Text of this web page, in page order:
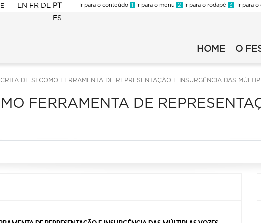
EN FR DE PT
ES
Ir para o conteúdo 1 Ir para o menu 2 Ir para o rodapé 3 Ir para o
Secundario
principal
HOME O
DE SI COMO FERRAMENTA DE REPRESENTAÇÃO E INSURGÊNCIA DAS
FERRAMENTA DE